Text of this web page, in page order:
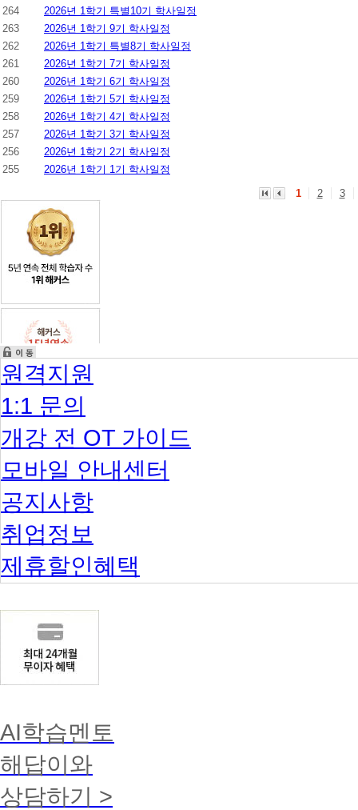
264
2026년 1학기 특별10기 학사일정
263
2026년 1학기 9기 학사일정
262
2026년 1학기 특별8기 학사일정
261
2026년 1학기 7기 학사일정
260
2026년 1학기 6기 학사일정
259
2026년 1학기 5기 학사일정
258
2026년 1학기 4기 학사일정
257
2026년 1학기 3기 학사일정
256
2026년 1학기 2기 학사일정
255
2026년 1학기 1기 학사일정
1
2 3
원격지원
1:1 문의
개강 전 OT 가이드
모바일 안내센터
공지사항
취업정보
제휴할인혜택
AI학습멘토
해답이와
상담하기 >